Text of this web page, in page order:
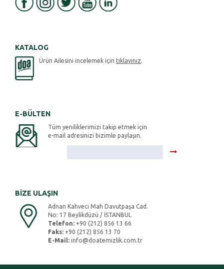
KATALOG
Ürün Ailesini incelemek için tıklayınız.
E-BÜLTEN
Tüm yeniliklerimizi takip etmek için
e-mail adresinizi bizimle paylaşın.
BİZE ULAŞIN
Adnan Kahveci Mah Davutpaşa Cad.
No: 17 Beylikdüzü / İSTANBUL
Telefon:+90 (212) 856 13 66
Faks:+90 (212) 856 13 70
E-Mail:info@doatemizlik.com.tr